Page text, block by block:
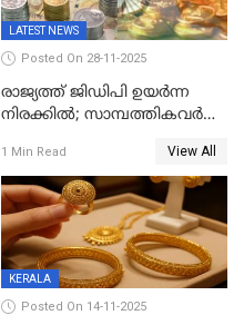
LATEST NEWS
Posted On 28-11-2025
രാജ്യത്ത് ജിഡിപി ഉയര്‍ന്ന
നിരക്കില്‍; സാമ്പത്തികവർഷം
ശതമാനമായി; പ്രചോദനം
നൽകുന്നുവെന്ന് മോദി
1 Min Read View All
KERALA
Posted On 14-11-2025